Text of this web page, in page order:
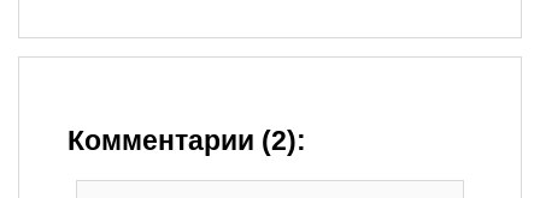
Комментарии (2):